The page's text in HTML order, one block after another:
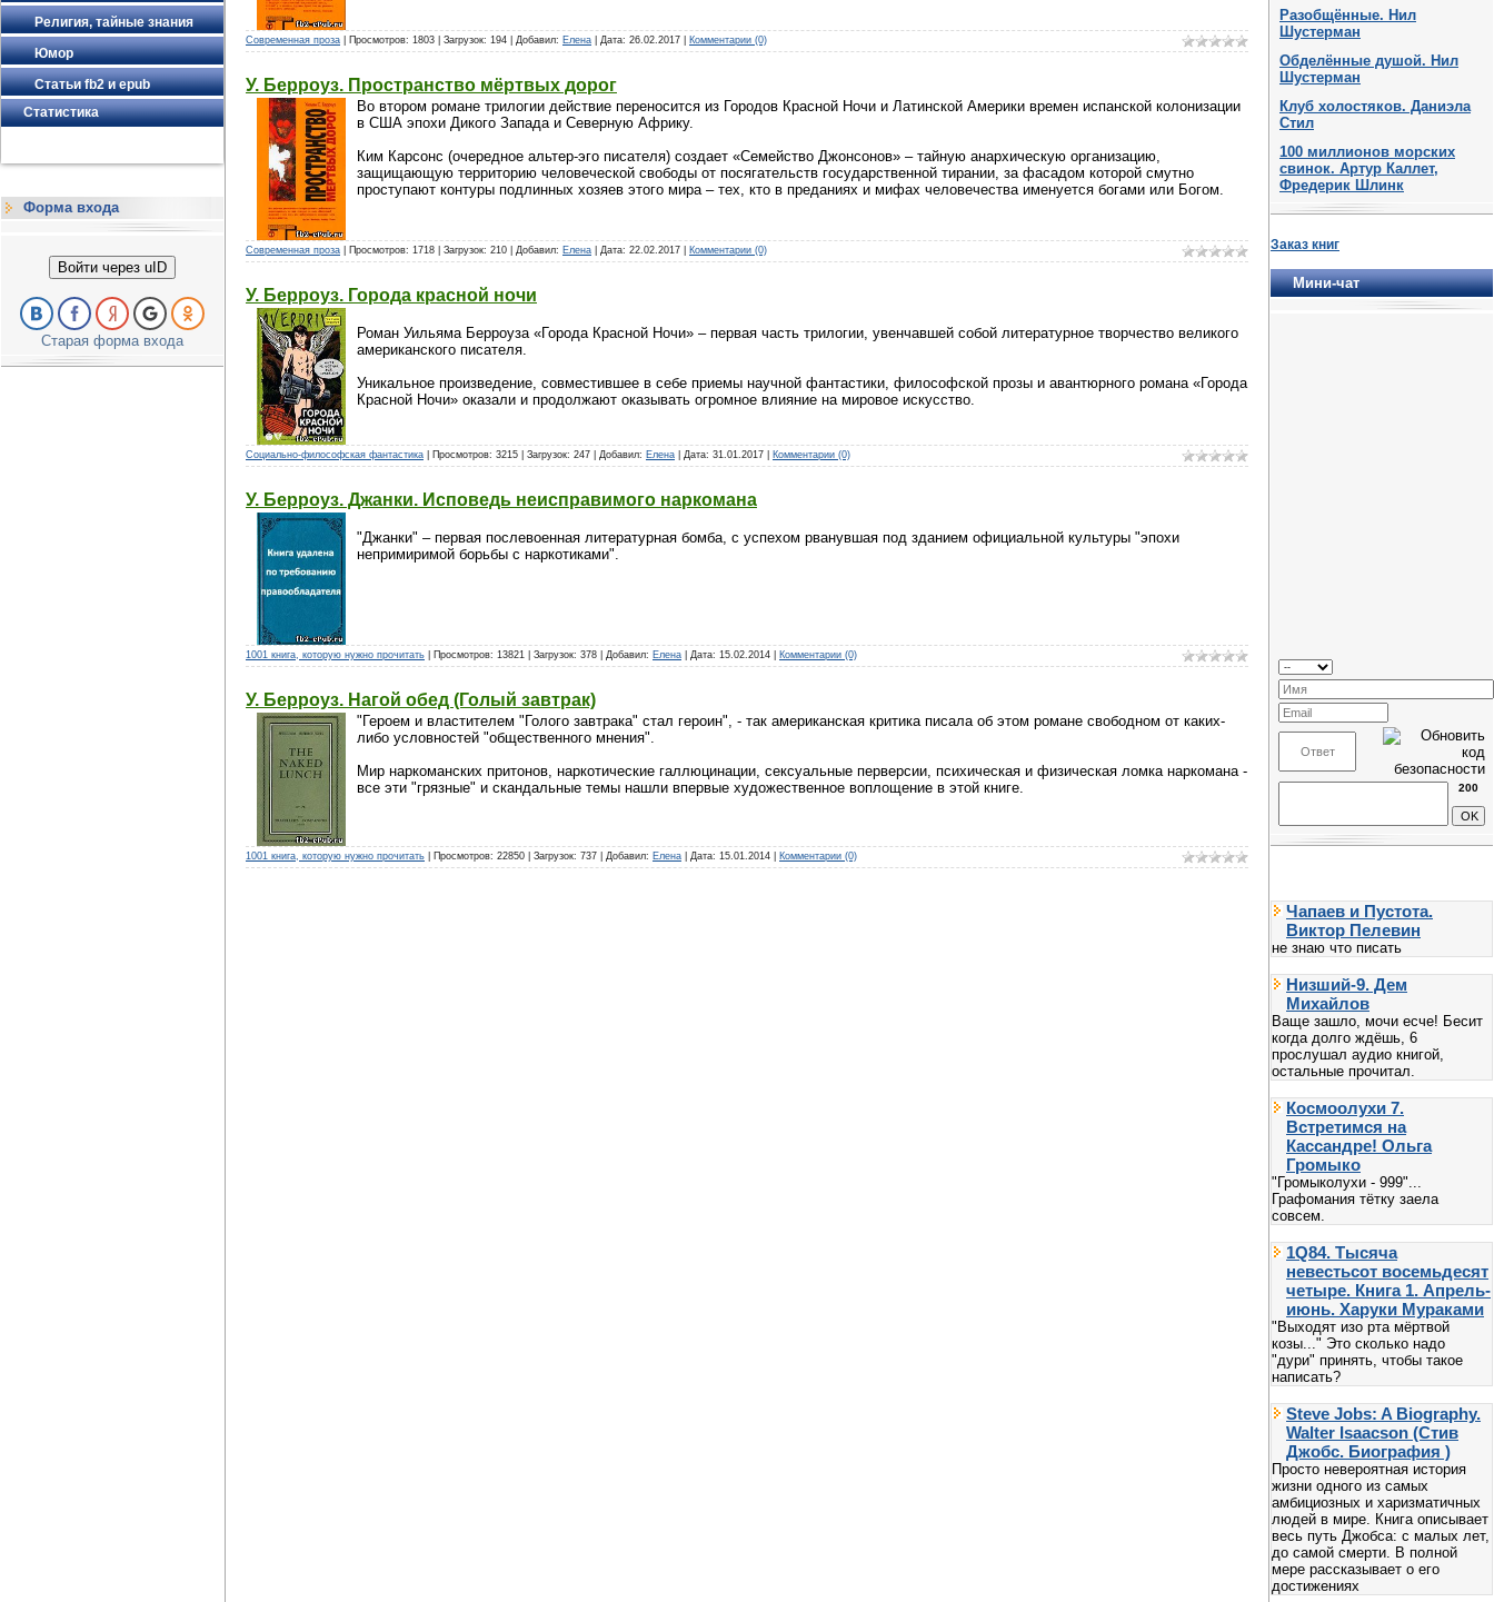
Религия, тайные знания
Юмор
Статьи fb2 и epub
Статистика
Форма входа
Войти через uID
Старая форма входа
Современная проза | Просмотров: 1803 | Загрузок: 194 | Добавил: Елена | Дата: 26.02.2017 Комментарии (0)
У. Берроуз. Пространство мёртвых дорог
Во втором романе трилогии действие переносится из Городов Красной Ночи и Латинской Америки времен испанской колонизации
в США эпохи Дикого Запада и Северную Африку.
Ким Карсонс (очередное альтер-эго писателя) создает «Семейство Джонсонов» – тайную анархическую организацию,
защищающую территорию человеческой свободы от посягательств государственной тирании, за фасадом которой смутно
проступают контуры подлинных хозяев этого мира – тех, кто в преданиях и мифах человечества именуется богами или Богом.
Современная проза | Просмотров: 1718 | Загрузок: 210 | Добавил: Елена | Дата: 22.02.2017 Комментарии (0)
У. Берроуз. Города красной ночи
Роман Уильяма Берроуза «Города Красной Ночи» – первая часть трилогии, увенчавшей собой литературное творчество великого
американского писателя.
Уникальное произведение, совместившее в себе приемы научной фантастики, философской прозы и авантюрного романа «Города
Красной Ночи» оказали и продолжают оказывать огромное влияние на мировое искусство.
Социально-философская фантастика | Просмотров: 3215 | Загрузок: 247 | Добавил: Елена | Дата: 31.01.2017 Комментарии (0)
У. Берроуз. Джанки. Исповедь неисправимого наркомана
"Джанки" – первая послевоенная литературная бомба, с успехом рванувшая под зданием официальной культуры "эпохи
непримиримой борьбы с наркотиками".
1001 книга, которую нужно прочитать | Просмотров: 13821 | Загрузок: 378 | Добавил: Елена | Дата: 15.02.2014 Комментарии (0)
У. Берроуз. Нагой обед (Голый завтрак)
"Героем и властителем "Голого завтрака" стал героин", - так американская критика писала об этом романе свободном от каких-
либо условностей "общественного мнения".
Мир наркоманских притонов, наркотические галлюцинации, сексуальные перверсии, психическая и физическая ломка наркомана -
все эти "грязные" и скандальные темы нашли впервые художественное воплощение в этой книге.
1001 книга, которую нужно прочитать | Просмотров: 22850 | Загрузок: 737 | Добавил: Елена | Дата: 15.01.2014 Комментарии (0)
Разобщённые. Нил
Шустерман
Обделённые душой. Нил
Шустерман
Клуб холостяков. Даниэла
Стил
100 миллионов морских
свинок. Артур Каллет,
Фредерик Шлинк
Заказ книг
Мини-чат
200
Чапаев и Пустота.
Виктор Пелевин
не знаю что писать
Низший-9. Дем
Михайлов
Ваще зашло, мочи есче! Бесит
когда долго ждёшь, 6
прослушал аудио книгой,
остальные прочитал.
Космоолухи 7.
Встретимся на
Кассандре! Ольга
Громыко
"Громыколухи - 999"...
Графомания тётку заела
совсем.
1Q84. Тысяча
невестьсот восемьдесят
четыре. Книга 1. Апрель-
июнь. Харуки Мураками
"Выходят изо рта мёртвой
козы..." Это сколько надо
"дури" принять, чтобы такое
написать?
Steve Jobs: A Biography.
Walter Isaacson (Стив
Джобс. Биография )
Просто невероятная история
жизни одного из самых
амбициозных и харизматичных
людей в мире. Книга описывает
весь путь Джобса: с малых лет,
до самой смерти. В полной
мере рассказывает о его
достижениях